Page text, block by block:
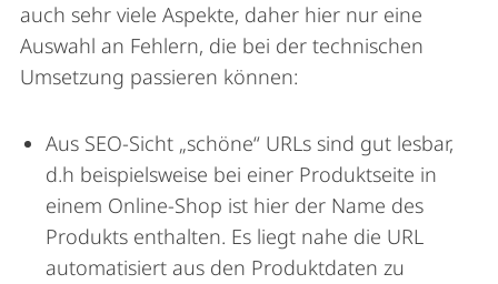
auch sehr viele Aspekte, daher hier nur eine
Auswahl an Fehlern, die bei der technischen
Umsetzung passieren können:
Aus SEO-Sicht „schöne“ URLs sind gut lesbar,
d.h beispielsweise bei einer Produktseite in
einem Online-Shop ist hier der Name des
Produkts enthalten. Es liegt nahe die URL
automatisiert aus den Produktdaten zu